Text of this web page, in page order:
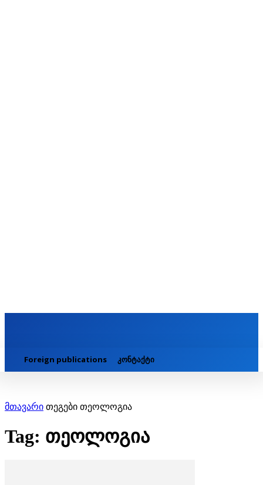
Foreign publications კონტაქტი
მთავარი თეგები თეოლოგია
Tag: თეოლოგია